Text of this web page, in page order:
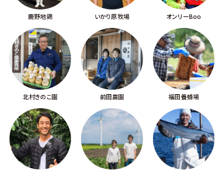
鹿野地鶏 いかり原牧場 オンリーBoo
北村きのこ園 前田農園 福田養蜂場